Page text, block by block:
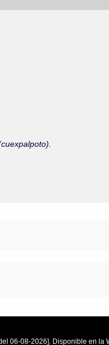
06-08-2026]. Disponible en la